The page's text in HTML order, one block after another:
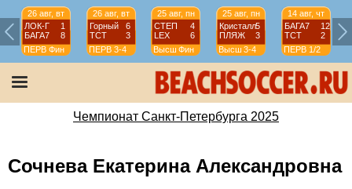
26 авг, вт
ЛОК-Г
1
БАГА7
8
ПЕРВ Фин
26 авг, вт
Горный
6
ТСТ
3
ПЕРВ 3-4
25 авг, пн
СТЕП
4
LEX
6
Высш Фин
25 авг, пн
Кристалл5
ПЛЯЖ
3
Высш 3-4
14 авг, чт
БАГА7
12
ТСТ
2
ПЕРВ 1/2
Чемпионат Санкт-Петербурга 2025
Сочнева Екатерина Александровна